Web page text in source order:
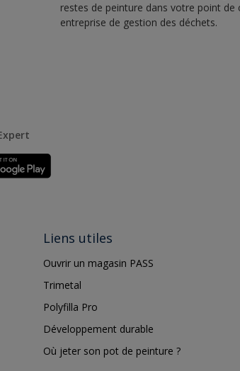
restes de peinture dans votre point
entreprise de gestion des déchets.
Liens utiles
Ouvrir un magasin PASS
Trimetal
Polyfilla Pro
Développement durable
Où jeter son pot de peinture ?